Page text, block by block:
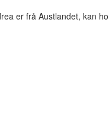
er frå Austlandet, kan